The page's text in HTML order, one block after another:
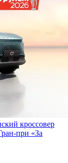
кроссовер
при «За